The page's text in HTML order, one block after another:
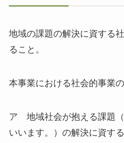
地域の課題の解決に資する
ること。
本事業における社会的事業
ア 地域社会が抱える課題
いいます。）の解決に資す